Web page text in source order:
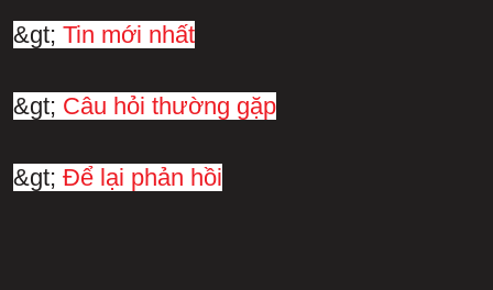
&gt; Tin mới nhất
&gt; Câu hỏi thường gặp
&gt; Để lại phản hồi